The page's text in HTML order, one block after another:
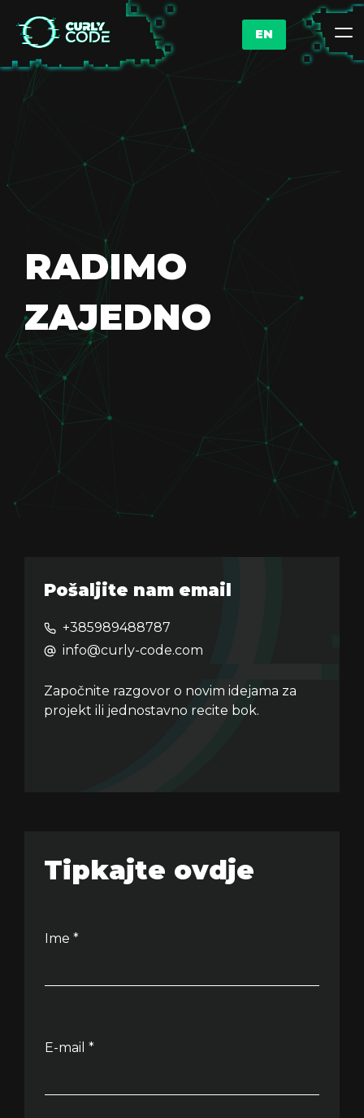
EN
RADIMO
ZAJEDNO
Pošaljite nam email
+385989488787
info@curly-code.com
Započnite razgovor o novim idejama za
projekt ili jednostavno recite bok.
Tipkajte ovdje
Ime *
E-mail *